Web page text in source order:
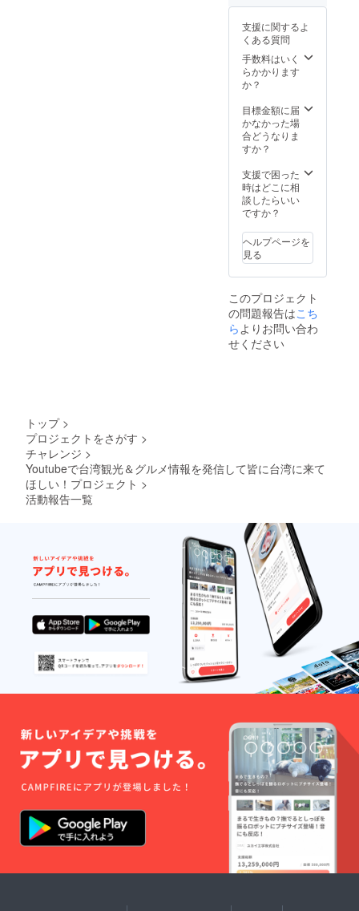
支援に関するよ
くある質問
手数料はいく
らかかります
か？
目標金額に届
かなかった場
合どうなりま
すか？
支援で困った
時はどこに相
談したらいい
ですか？
ヘルプページを
見る
このプロジェクト
の問題報告はこち
ら よりお問い合わ
せください
トップ >
プロジェクトをさがす >
チャレンジ >
Youtubeで台湾観光＆グルメ情報を発信して皆に台湾に来て
ほしい！プロジェクト >
活動報告一覧